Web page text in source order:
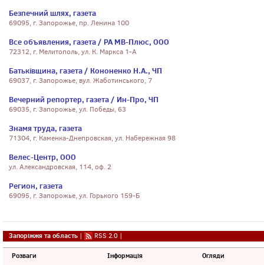
Безпечний шлях, газета
69095, г. Запорожье, пр. Ленина 100
Все объявления, газета / РА МВ-Плюс, ООО
72312, г. Мелитополь, ул. К. Маркса 1-А
Батьківщина, газета / Кононенко Н.А., ЧП
69037, г. Запорожье, вул. Жаботинського, 7
Вечерний репортер, газета / Ин-Про, ЧП
69035, г. Запорожье, ул. Победы, 63
Знамя труда, газета
71304, г. Каменка-Днепровская, ул. Набережная 98
Велес-Центр, ООО
ул. Александровская, 114, оф. 2
Регион, газета
69095, г. Запорожье, ул. Горького 159-Б
Запоріжжя та область | RSS 2.0 |
Розваги Інформація Огляди